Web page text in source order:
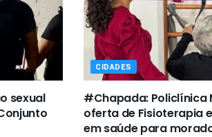
sexual
CIDADES
#Chapada: Policlínica
oferta de Fisioterapia
em saúde para